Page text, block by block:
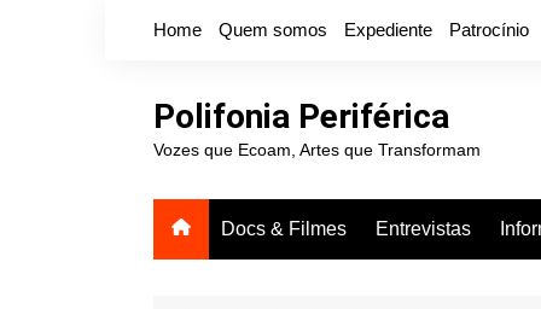
Home Quem somos Expediente Patrocínio
Polifonia Periférica
Vozes que Ecoam, Artes que Transformam
Docs & Filmes Entrevistas